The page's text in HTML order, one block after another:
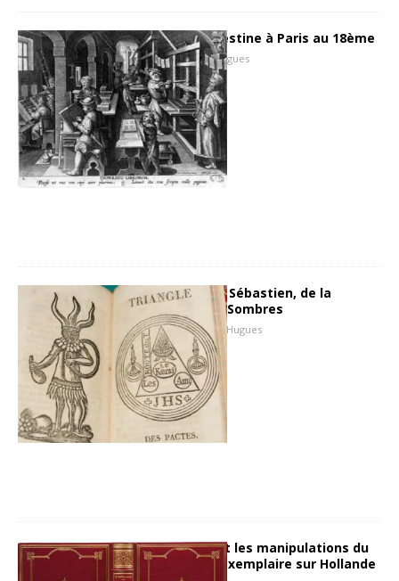
L’imprimerie clandestine à Paris au 18ème
17 octobre 2017 Hugues
Portrait de libraire: Sébastien, de la
librairie Les Portes Sombres
19 décembre 2016 Hugues
Les Fleurs du Mal et les manipulations du
libraire Carteret: l’exemplaire sur Hollande